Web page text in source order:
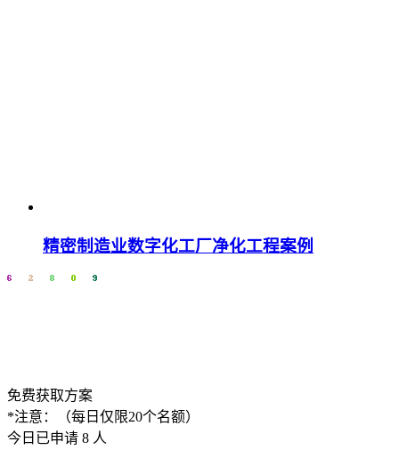
精密制造业数字化工厂净化工程案例
免费获取方案
*注意：（每日仅限20个名额）
今日已申请 8 人